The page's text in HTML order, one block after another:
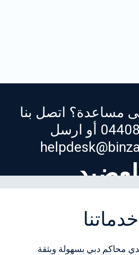
مساعدة؟ اتصل بنا
أو ارسل
خدماتنا
محاكم دبي بسهولة وبثقة